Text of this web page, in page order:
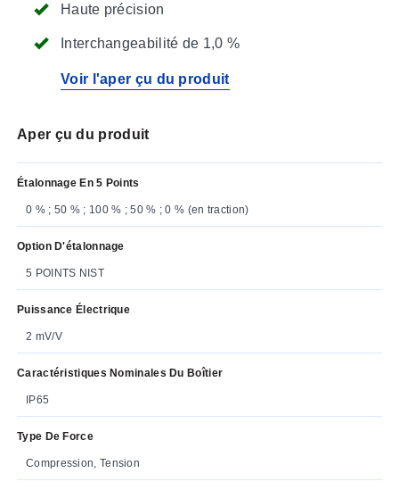
Haute précision
Interchangeabilité de 1,0 %
Voir l'aper çu du produit
Aper çu du produit
Étalonnage En 5 Points
0 % ; 50 % ; 100 % ; 50 % ; 0 % (en traction)
Option D'étalonnage
5 POINTS NIST
Puissance Électrique
2 mV/V
Caractéristiques Nominales Du Boîtier
IP65
Type De Force
Compression, Tension